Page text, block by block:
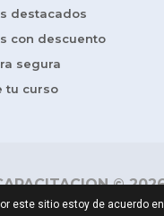
destacados
con descuento
segura
tu curso
©
este sitio estoy de acuerdo en